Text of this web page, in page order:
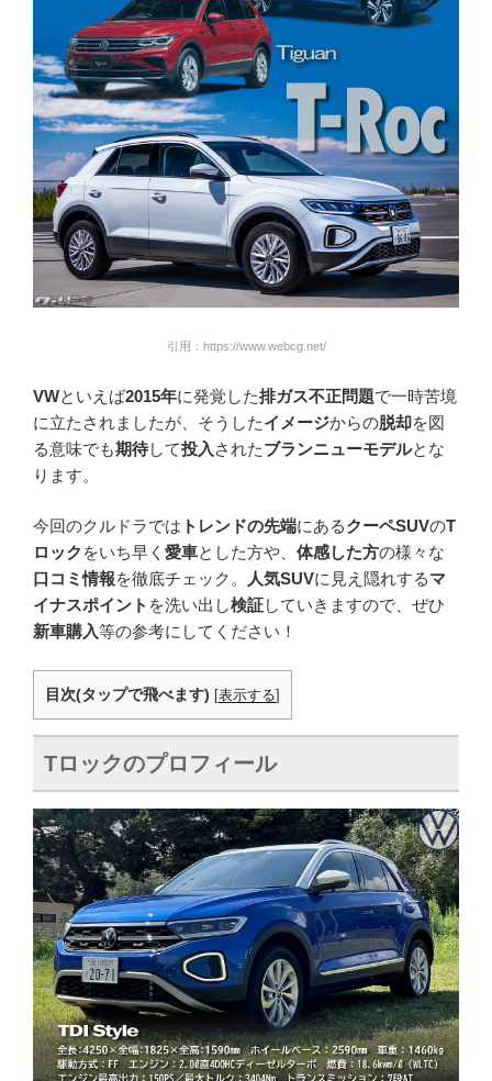
引用：https://www.webcg.net/
VWといえば2015年に発覚した排ガス不正問題で一時苦境
に立たされましたが、そうしたイメージからの脱却を図
る意味でも期待して投入 されたブランニューモデルとな
ります。
今回のクルドラでは トレンドの先端にあるクーペSUVのT
ロック をいち早く 愛車とした方や、 体感した方の様々な
口コミ情報を徹底チェック。 人気SUVに見え隠れするマ
イナスポイント を洗い出し検証していきますので、ぜひ
新車購入等の参考にしてください！
目次(タップで飛べます) [表示する]
Tロックのプロフィール